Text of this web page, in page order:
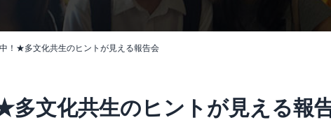
！★多文化共生のヒントが見える報告会
文化共生のヒントが見える報